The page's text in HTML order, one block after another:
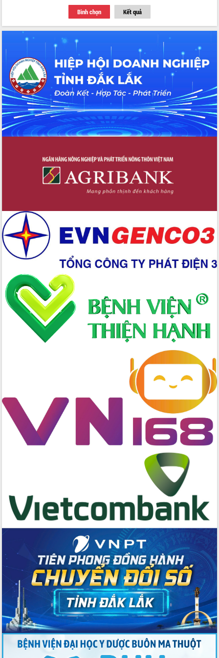
Thứ trưởng Bộ Y tế làm việc với tỉnh
Đắk Lắk về phát triển nhân lực y tế
cho trạm y tế cấp xã
Du lịch Đắk Lắk nâng tầm trải nghiệm
du khách thông qua Hệ thống cơ sở dữ
liệu và Bản đồ số
Tập huấn ứng dụng trí tuệ nhân tạo (AI)
trong thương mại điện tử năm 2026
Đoàn đại biểu Quốc hội tỉnh Đắk Lắk
trao đổi thông tin trước Kỳ họp thứ
nhất, Quốc hội khóa XVI
Quyết liệt cải cách hành chính, khơi
thông nguồn lực phát triển
tỉnh thông qua hiện đại hóa hành chính
Xã Ea Phê gắn cải cách hành chính với
Phó Chủ tịch Thường trực UBND tỉnh
tâm Phục vụ hành chính công xã Ea
Phê
Xây dựng nền hành chính số đồng
hành cùng nông dân dân, doanh nghiệp
Giai đoạn 2026-2030, Đắk Lắk phấn
đấu có 77% xã đạt chuẩn nông thôn
mới
Chuyển đổi số 'mở đường' cho nông
nghiệp Đắk Lắk tăng trưởng bứt phá
Triển khai đồng bộ đo đạc, lập hồ sơ
địa chính, hoàn thiện cơ sở dữ liệu đất
Ứng dụng sinh trắc học - Bước tiến
nghệ, hướng tới phát triển thủy sản
bền vững
Tập huấn nâng cao năng lực triển khai
chuyển đổi số cho cán bộ, công chức
cấp xã
tâm đạt được mục tiêu tăng trưởng
hai con số trong năm 2026
Tổ chức trang trọng Lễ hội Đền thờ
Lương Văn Chánh năm 2026
Phó Bí thư Tỉnh ủy Đắk Lắk Đỗ Hữu
Huy giữ chức Bí thư Đảng ủy Ủy Ban
Nhân dân tỉnh
Bệnh án điện tử thúc đẩy chuyển đổi
số y tế tại Đắk Lắk
Chuyển đổi số thư viện: Mở rộng
không gian tri thức trong thời đại số
Đánh giá, rút kinh nghiệm công tác tổ
chức diễn tập trước ngày bầu cử
Chương trình “Gặp gỡ hữu nghị –
Friendship Meeting New Year 2026”
Bình chọn Kết quả